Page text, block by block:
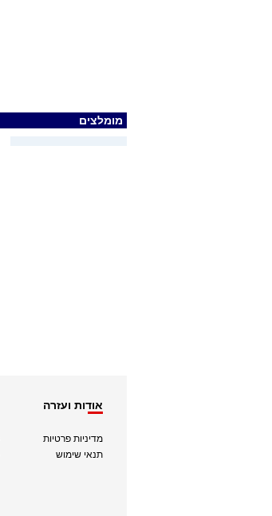
מומלצים
אודות ועזרה
מדיניות פרטיות
תנאי שימוש